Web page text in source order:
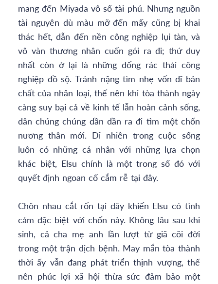
mang đến Miyada vô số tài phú. Nhưng nguồn
tài nguyên dù màu mỡ đến mấy cũng bị khai
thác hết, dẫn đến nền công nghiệp lụi tàn, và
vô vàn thương nhân cuốn gói ra đi; thứ duy
nhất còn ở lại là những đống rác thải công
nghiệp đồ sộ. Tránh nặng tìm nhẹ vốn dĩ bản
chất của nhân loại, thế nên khi tòa thành ngày
càng suy bại cả về kinh tế lẫn hoàn cảnh sống,
dân chúng chúng dần dần ra đi tìm một chốn
nương thân mới. Dĩ nhiên trong cuộc sống
luôn có những cá nhân với những lựa chọn
khác biệt, Elsu chính là một trong số đó với
quyết định ngoan cố cắm rễ tại đây.
Chôn nhau cắt rốn tại đây khiến Elsu có tình
cảm đặc biệt với chốn này. Không lâu sau khi
sinh, cả cha mẹ anh lần lượt từ giã cõi đời
trong một trận dịch bệnh. May mắn tòa thành
thời ấy vẫn đang phát triển thịnh vượng, thế
nên phúc lợi xã hội thừa sức đảm bảo một